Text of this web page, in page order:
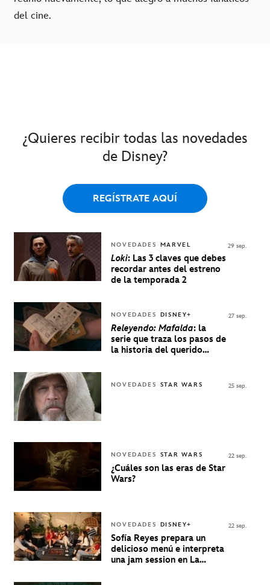
del cine.
¿Quieres recibir todas las novedades
de Disney?
REGÍSTRATE AQUÍ
NOVEDADES MARVEL
Loki: Las 3 claves que debes
recordar antes del estreno
de la temporada 2
29 sep.
NOVEDADES DISNEY+
Releyendo: Mafalda: la
serie que traza los pasos de
la historia del querido
27 sep.
NOVEDADES STAR WARS 25 sep.
NOVEDADES STAR WARS
¿Cuáles son las eras de Star
Wars?
22 sep.
NOVEDADES DISNEY+
Sofía Reyes prepara un
delicioso menú e interpreta
una jam session en La
22 sep.